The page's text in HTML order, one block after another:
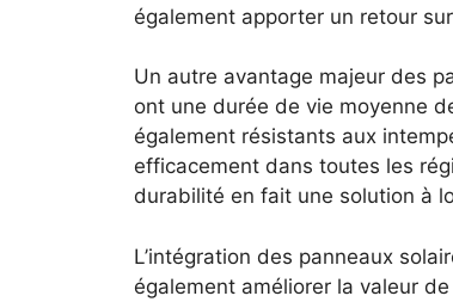
également apporter⁢ un ⁣retour
Un ‍autre ‍avantage majeur ‌des
ont une durée de vie‍ moyenne
⁣également résistants aux
efficacement dans toutes les
durabilité en fait une solution⁤ à
L’intégration des panneaux
également améliorer⁢ la valeur